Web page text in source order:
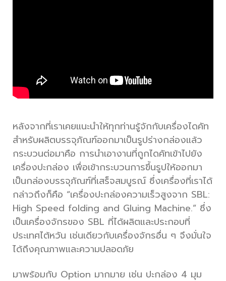
หลังจากที่เราเคยแนะนำให้ทุกท่านรู้จักกับเครื่องไดคัท
สำหรับผลิตบรรจุภัณฑ์ออกมาเป็นรูปร่างกล่องแล้ว
กระบวนต่อมาคือ การนำเอางานที่ถูกไดคัทเข้าไปยัง
เครื่องปะกล่อง เพื่อเข้ากระบวนการขึ้นรูปให้ออกมา
เป็นกล่องบรรจุภัณฑ์ที่เสร็จสมบูรณ์ ซึ่งเครื่องที่เราได้
กล่าวถึงก็คือ “เครื่องปะกล่องความเร็วสูงจาก SBL:
High Speed folding and Gluing Machine.” ซึ่ง
เป็นเครื่องจักรของ SBL ที่ได้ผลิตและประกอบที่
ประเทศไต้หวัน เช่นเดียวกับเครื่องจักรอื่น ๆ จึงมั่นใจ
ได้ถึงคุณภาพและความปลอดภัย
มาพร้อมกับ Option มากมาย เช่น ปะกล่อง 4 มุม